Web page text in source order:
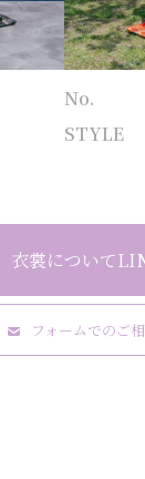
No.
STYLE
衣裳について
フォームでのご